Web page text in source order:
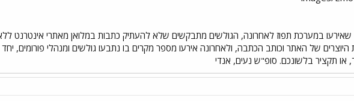
שאירעו במערכת תפוז לאחרונה, הגולשים מתבקשים שלא להעתיק כתבות במלואן מאתרי אינטרנט
היוצרים של האתר וכותב הכתבה, ולאחרונה אירעו מספר מקרים בו נתבעו גולשים ומנהלי פורומים,
או תקציר בלשונכם. סופ"ש נעים, אנדי